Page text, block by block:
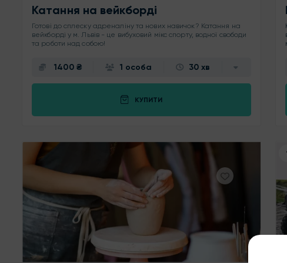
Катання на вейкборді
Готові до сплеску адреналіну та нових навичок? Катання на
вейкборді у м. Львів - це вибуховий мікс спорту, водної свободи
та роботи над собою!
1400 ₴ 1 особа 30 хв
КУПИТИ